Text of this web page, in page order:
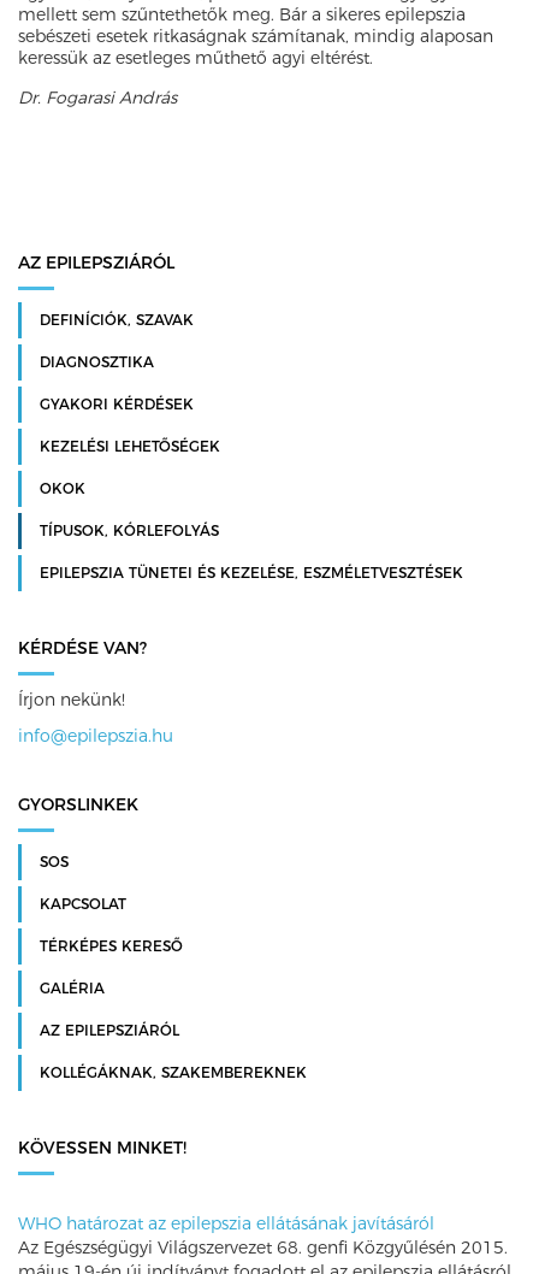
mellett sem szűntethetők meg. Bár a sikeres epilepszia
sebészeti esetek ritkaságnak számítanak, mindig alaposan
keressük az esetleges műthető agyi eltérést.
Dr. Fogarasi András
AZ EPILEPSZIÁRÓL
DEFINÍCIÓK, SZAVAK
DIAGNOSZTIKA
GYAKORI KÉRDÉSEK
KEZELÉSI LEHETŐSÉGEK
OKOK
TÍPUSOK, KÓRLEFOLYÁS
EPILEPSZIA TÜNETEI ÉS KEZELÉSE, ESZMÉLETVESZTÉSEK
KÉRDÉSE VAN?
Írjon nekünk!
info@epilepszia.hu
GYORSLINKEK
SOS
KAPCSOLAT
TÉRKÉPES KERESŐ
GALÉRIA
AZ EPILEPSZIÁRÓL
KOLLÉGÁKNAK, SZAKEMBEREKNEK
KÖVESSEN MINKET!
WHO határozat az epilepszia ellátásának javításáról
Az Egészségügyi Világszervezet 68. genfi Közgyűlésén 2015.